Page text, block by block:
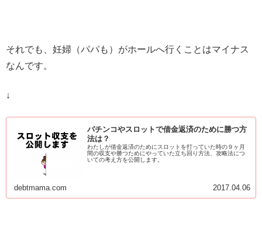
それでも、妊婦（パパも）がホールへ行くことはマイナス
なんです。
↓
パチンコやスロットで借金返済のために勝つ方
法は？
わたしが借金返済のためにスロットを打っていた時の９ヶ月
間の収支や勝つためにやっていた立ち回り方法、攻略法につ
いての考え方を公開します。
debtmama.com 2017.04.06